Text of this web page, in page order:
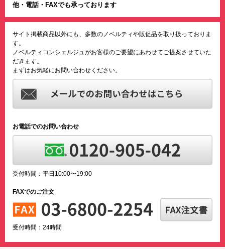
他・電話・FAXでも承っております
サイト掲載商品以外にも、多数のノベルティや販促品を取り扱っておりま
す。
ノベルティコンシェルジュがお客様のご要望にあわせてご提案させていた
だきます。
まずはお気軽にお問い合わせください。
お電話でのお問い合わせ
受付時間：平日10:00〜19:00
FAXでのご注文
受付時間：24時間